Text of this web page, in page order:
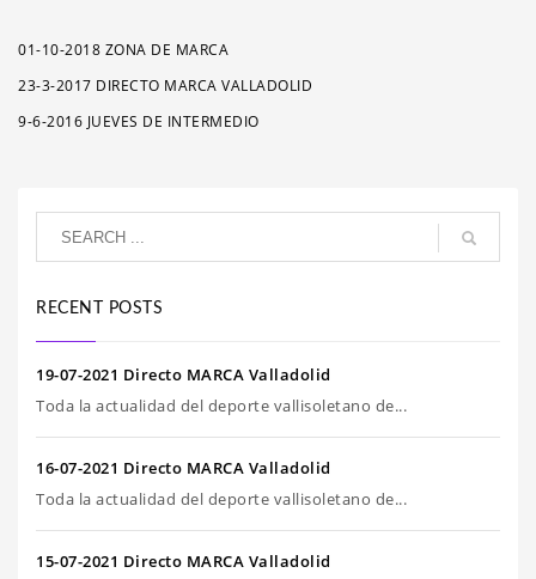
01-10-2018 ZONA DE MARCA
23-3-2017 DIRECTO MARCA VALLADOLID
9-6-2016 JUEVES DE INTERMEDIO
RECENT POSTS
19-07-2021 Directo MARCA Valladolid
Toda la actualidad del deporte vallisoletano de...
16-07-2021 Directo MARCA Valladolid
Toda la actualidad del deporte vallisoletano de...
15-07-2021 Directo MARCA Valladolid